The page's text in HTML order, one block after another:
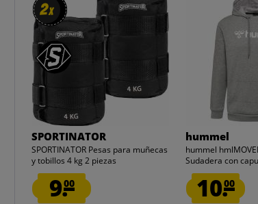
2x
2x
SPORTINATOR
SPORTINATOR Pesas para muñecas
y tobillos 4 kg 2 piezas
9.00
hummel
hummel
Sudadera con
10.00